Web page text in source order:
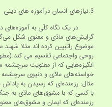
3.نیازهای انسان درآموزه های دینی
در یک نگاه کلّی به آموزه‌های
گرایش‌های مادّی و معنوی شکل
موضوع راتبیین کرده اند.مثلا
انگیزه‌هایی که از معنویت سرچشمه
خواسته‌های مادّی و دنیوی سرچشمه
مثال: رزمنده‌ای که رسیدن به
با کسی که با مشوق‌های مادّی به
رزمنده‌ای که ایمان و مشوق‌های